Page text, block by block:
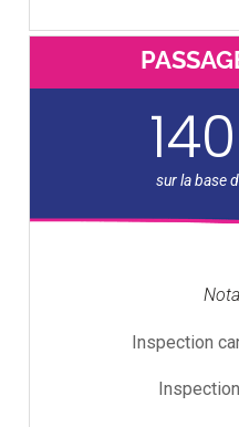
Inspection